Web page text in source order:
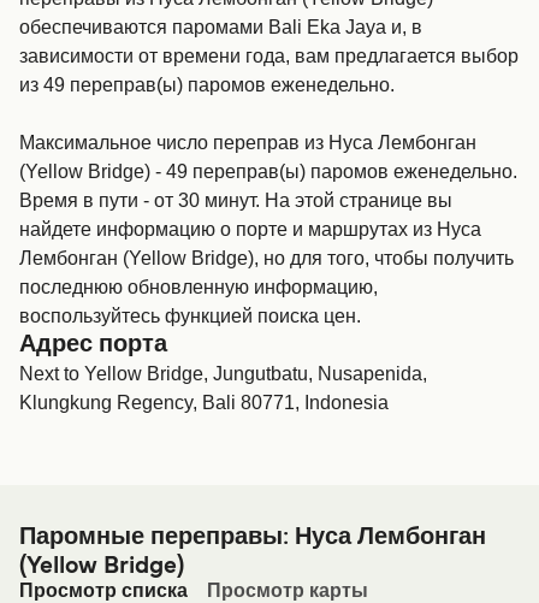
обеспечиваются паромами Bali Eka Jaya и, в
зависимости от времени года, вам предлагается выбор
из 49 переправ(ы) паромов еженедельно.
Максимальное число переправ из Нуса Лембонган
(Yellow Bridge) - 49 переправ(ы) паромов еженедельно.
Время в пути - от 30 минут. На этой странице вы
найдете информацию о порте и маршрутах из Нуса
Лембонган (Yellow Bridge), но для того, чтобы получить
последнюю обновленную информацию,
воспользуйтесь функцией поиска цен.
Адрес порта
Next to Yellow Bridge, Jungutbatu, Nusapenida,
Klungkung Regency, Bali 80771, Indonesia
Паромные переправы: Нуса Лембонган
(Yellow Bridge)
Просмотр списка
Просмотр карты